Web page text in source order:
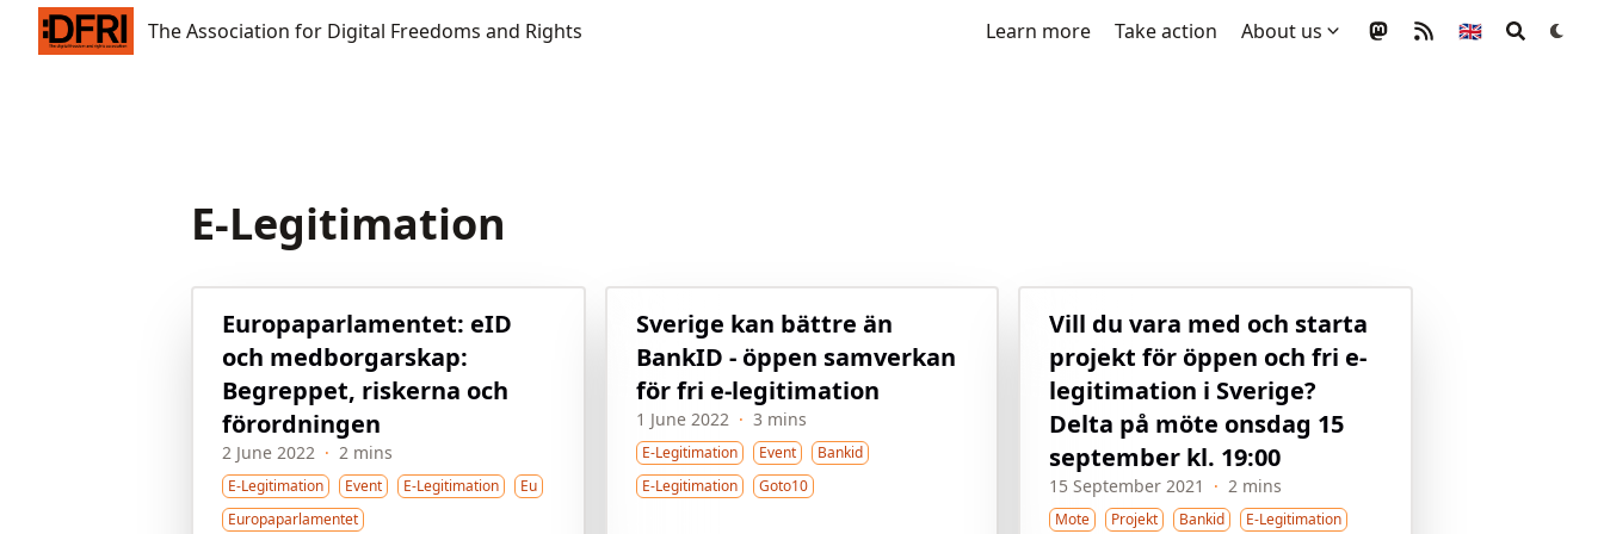
The Association for Digital Freedoms and Rights
The Association for Digital Freedoms and Rights Learn more Take action About us 🇬🇧
E-Legitimation
Europaparlamentet: eID
och medborgarskap:
Begreppet, riskerna och
förordningen
2 June 2022 · 2 mins
E-Legitimation Event E-Legitimation
Eu
Europaparlamentet
Sverige kan bättre än
BankID - öppen samverkan
för fri e-legitimation
1 June 2022 · 3 mins
E-Legitimation Event
Bankid
E-Legitimation
Goto10
Vill du vara med och starta
projekt för öppen och fri e-
legitimation i Sverige?
Delta på möte onsdag 15
september kl. 19:00
15 September 2021 · 2 mins
Mote Projekt Bankid E-Legitimation